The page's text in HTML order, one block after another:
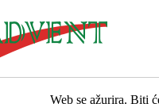
Web se ažurira. Biti